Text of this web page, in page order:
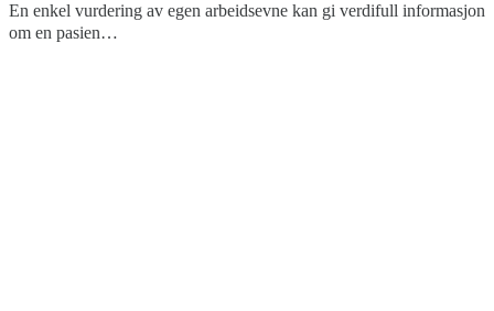
En enkel vurdering av egen arbeidsevne kan gi verdifull informasjon
om en pasien…